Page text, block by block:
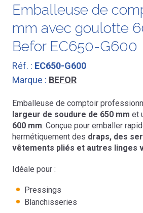
Emballeuse de
mm avec goulotte
Befor EC650-G600
Réf. : EC650-G600
Marque : BEFOR
Emballeuse de comptoir
largeur de soudure de 650 mm et
600 mm. Conçue pour emballer
hermétiquement des draps, des
vêtements pliés et autres linges
Idéale pour :
Pressings
Blanchisseries